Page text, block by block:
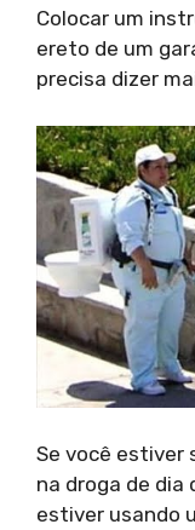
Colocar um
ereto de um
precisa dizer
Se você estiver
na droga de dia
estiver usando